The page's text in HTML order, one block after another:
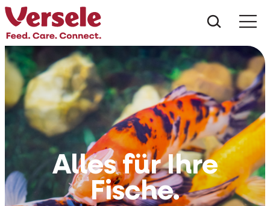
Alles für Ihre
Fische.